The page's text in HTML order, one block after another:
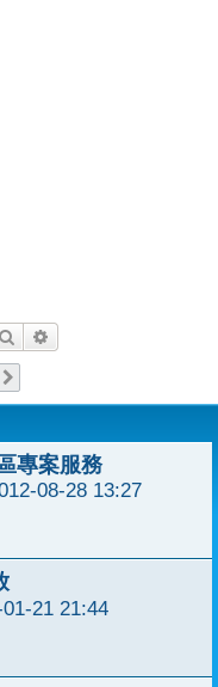
搜尋
專案服務
08-28 13:27
21 21:44